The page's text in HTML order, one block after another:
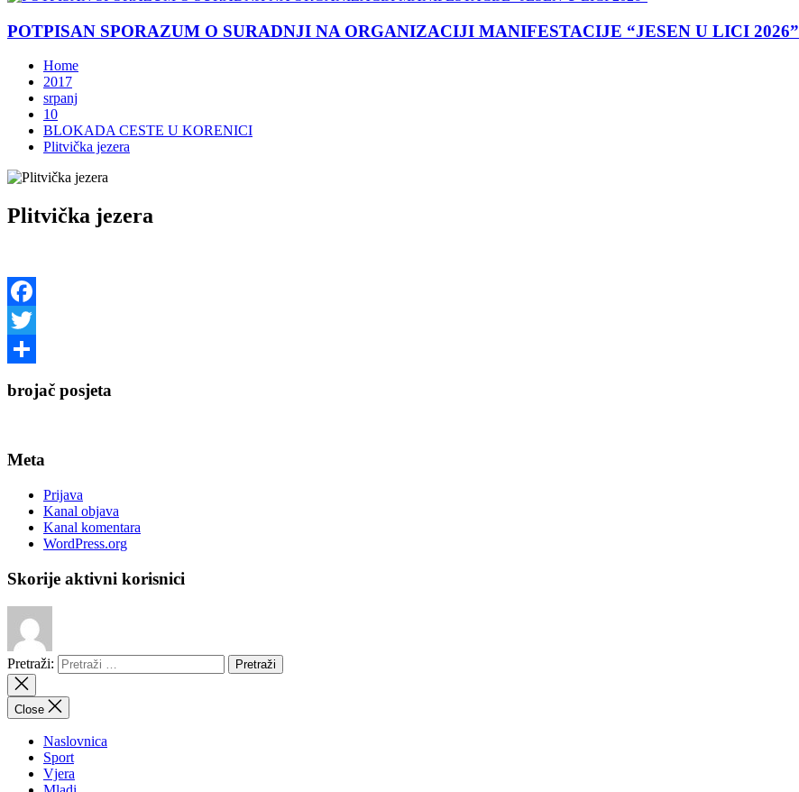
POTPISAN SPORAZUM O SURADNJI NA ORGANIZACIJI MANIFESTACIJE “JESEN U LICI 2026”
Home
2017
srpanj
10
BLOKADA CESTE U KORENICI
Plitvička jezera
Plitvička jezera
Facebook
Twitter
brojač posjeta
Meta
Prijava
Kanal objava
Kanal komentara
WordPress.org
Skorije aktivni korisnici
Pretraži:
Close
Naslovnica
Sport
Vjera